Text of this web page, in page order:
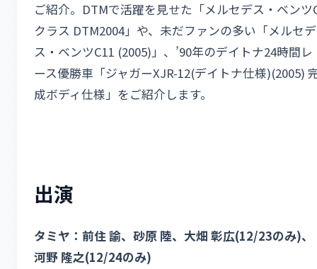
ご紹介。DTMで活躍を見せた「メルセデス・ベンツ
クラス DTM2004」や、未だファンの多い「メルセデ
ス・ベンツC11 (2005)」、’90年のデイトナ24時間レ
ース優勝車「ジャガーXJR-12(デイトナ仕様)(2005)
成ボディ仕様」をご紹介します。
出演
タミヤ：前住 諭、砂原 陸、大畑 彰広(12/23のみ)、
河野 隆之(12/24のみ)